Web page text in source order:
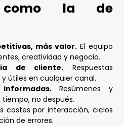
como la de
más valor. El equipo
creatividad y negocio.
de cliente. Respuestas
útiles en cualquier canal.
Resúmenes y
no después.
costes por interacción, ciclos
de errores.